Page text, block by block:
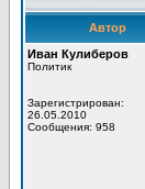
Автор
Иван Кулиберов
Политик
Зарегистрирован:
26.05.2010
Сообщения: 958